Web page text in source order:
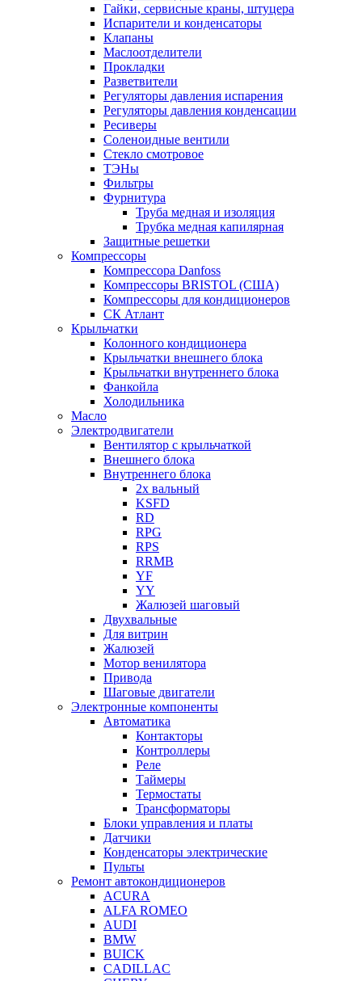
Гайки, сервисные краны, штуцера
Испарители и конденсаторы
Клапаны
Маслоотделители
Прокладки
Разветвители
Регуляторы давления испарения
Регуляторы давления конденсации
Ресиверы
Соленоидные вентили
Стекло смотровое
ТЭНы
Фильтры
Фурнитура
Труба медная и изоляция
Трубка медная капилярная
Защитные решетки
Компрессоры
Компрессора Danfoss
Компрессоры BRISTOL (США)
Компрессоры для кондиционеров
СК Атлант
Крыльчатки
Колонного кондиционера
Крыльчатки внешнего блока
Крыльчатки внутреннего блока
Фанкойла
Холодильника
Масло
Электродвигатели
Вентилятор с крыльчаткой
Внешнего блока
Внутреннего блока
2х вальный
KSFD
RD
RPG
RPS
RRMB
YF
YY
Жалюзей шаговый
Двухвальные
Для витрин
Жалюзей
Мотор венилятора
Привода
Шаговые двигатели
Электронные компоненты
Автоматика
Контакторы
Контроллеры
Реле
Таймеры
Термостаты
Трансформаторы
Блоки управления и платы
Датчики
Конденсаторы электрические
Пульты
Ремонт автокондиционеров
ACURA
ALFA ROMEO
AUDI
BMW
BUICK
CADILLAC